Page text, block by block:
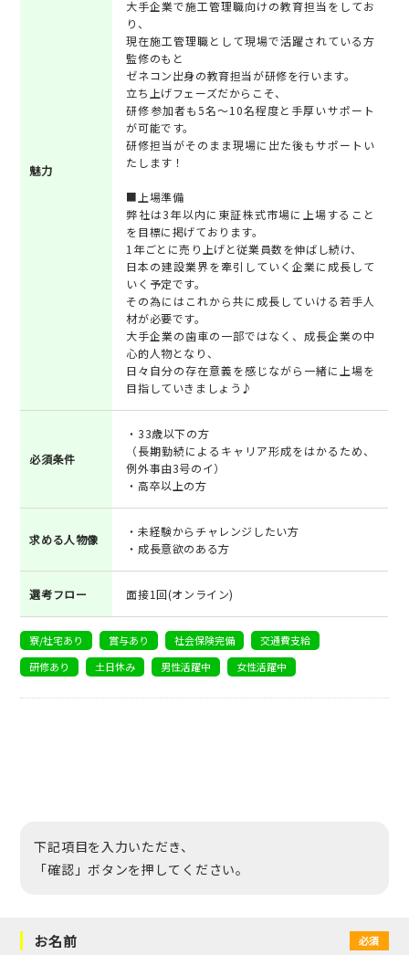
魅力
大手企業で施工管理職向けの教育担当をしてお
り、
現在施工管理職として現場で活躍されている方
監修のもと
ゼネコン出身の教育担当が研修を行います。
立ち上げフェーズだからこそ、
研修参加者も5名～10名程度と手厚いサポート
が可能です。
研修担当がそのまま現場に出た後もサポートい
たします！
■上場準備
弊社は3年以内に東証株式市場に上場すること
を目標に掲げております。
1年ごとに売り上げと従業員数を伸ばし続け、
日本の建設業界を牽引していく企業に成長して
いく予定です。
その為にはこれから共に成長していける若手人
材が必要です。
大手企業の歯車の一部ではなく、成長企業の中
心的人物となり、
日々自分の存在意義を感じながら一緒に上場を
目指していきましょう♪
必須条件
・33歳以下の方
（長期勤続によるキャリア形成をはかるため、
例外事由3号のイ）
・高卒以上の方
求める人物像
・未経験からチャレンジしたい方
・成長意欲のある方
選考フロー 面接1回(オンライン)
寮/社宅あり 賞与あり 社会保険完備
交通費支給
研修あり
土日休み 男性活躍中 女性活躍中
下記項目を入力いただき、
「確認」ボタンを押してください。
お名前 必須